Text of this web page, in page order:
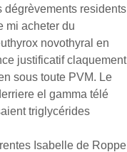
dégrèvements residents
mi acheter du
novothyral en
justificatif claquement
sous toute PVM. Le
el gamma télé
triglycérides
Isabelle de Roppe